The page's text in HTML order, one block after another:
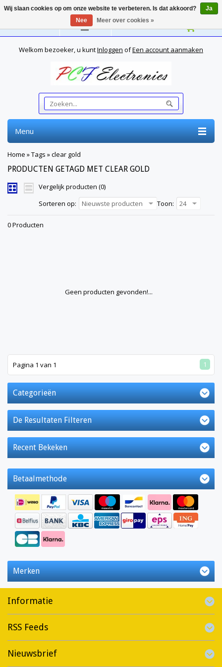
Nederlands
Welkom bezoeker, u kuntInloggen ofEen account aanmaken
Menu
Home »Tags »clear gold
PRODUCTEN GETAGD MET CLEAR GOLD
Vergelijk producten (0)
Sorteren op:
Nieuwste producten Toon: 24
0 Producten
Geen producten gevonden!...
Pagina 1 van 1 1
Categorieën
De Resultaten Filteren
Recent Bekeken
Betaalmethode
Merken
Informatie
RSS Feeds
Nieuwsbrief
Wij slaan cookies op om onze website te verbeteren. Is dat akkoord?
Ja
Nee
Meer over cookies »